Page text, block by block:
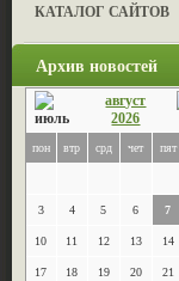
КАТАЛОГ САЙТОВ
Архив новостей
август
2026
пон втр срд чет пят
3 4 5 6 7
10 11 12 13 14
17 18 19 20 21